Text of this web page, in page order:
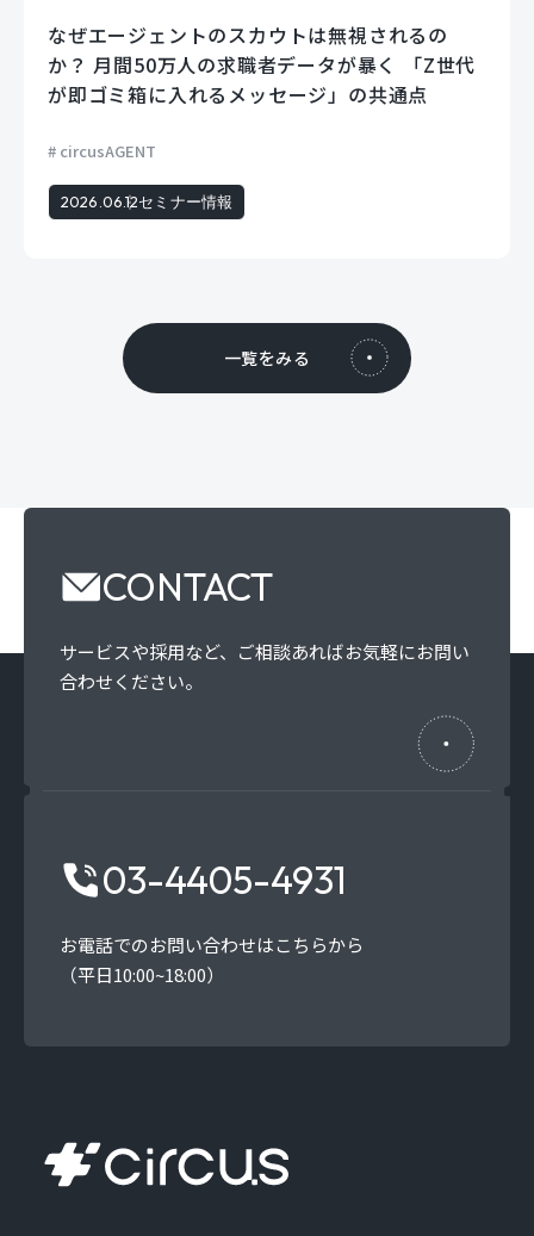
一覧をみる
なぜエージェントのスカウトは無視されるの
か？ 月間50万人の求職者データが暴く 「Z世代
が即ゴミ箱に入れるメッセージ」の共通点
circusAGENT
2026.06.12セミナー情報
CONTACT
サービスや採用など、 ご相談あればお気軽にお問い
合わせください。
03-4405-4931
お電話でのお問い合わせはこちらから
（平日10:00~18:00）